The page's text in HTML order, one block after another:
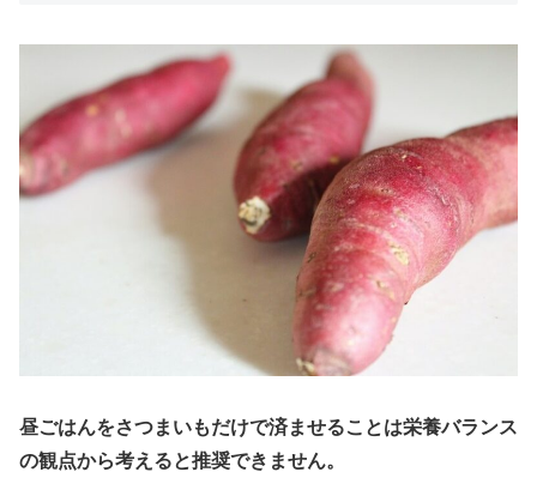
昼ごはんをさつまいもだけで済ませることは栄養バランス
の観点から考えると推奨できません。